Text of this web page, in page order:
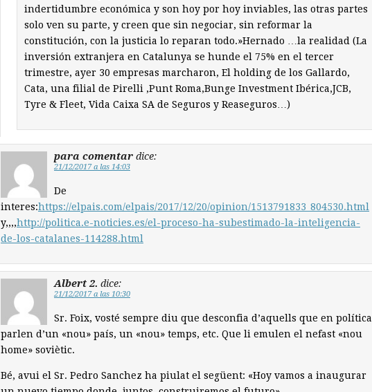
indertidumbre económica y son hoy por hoy inviables, las otras partes
solo ven su parte, y creen que sin negociar, sin reformar la
constitución, con la justicia lo reparan todo.»Hernado …la realidad (La
inversión extranjera en Catalunya se hunde el 75% en el tercer
trimestre, ayer 30 empresas marcharon, El holding de los Gallardo,
Cata, una filial de Pirelli ,Punt Roma,Bunge Investment Ibérica,JCB,
Tyre & Fleet, Vida Caixa SA de Seguros y Reaseguros…)
para comentar dice:
21/12/2017 a las 14:03
De
interes:https://elpais.com/elpais/2017/12/20/opinion/1513791833_804530.html
y,,,,http://politica.e-noticies.es/el-proceso-ha-subestimado-la-inteligencia-
de-los-catalanes-114288.html
Albert 2. dice:
21/12/2017 a las 10:30
Sr. Foix, vosté sempre diu que desconfia d’aquells que en política
parlen d’un «nou» país, un «nou» temps, etc. Que li emulen el nefast «nou
home» soviètic.
Bé, avui el Sr. Pedro Sanchez ha piulat el següent: «Hoy vamos a inaugurar